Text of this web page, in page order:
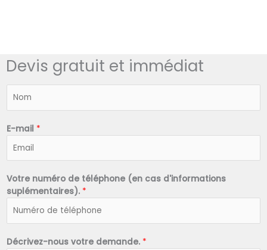
Devis gratuit et immédiat
*
E-mail *
Votre numéro de téléphone (en cas d'informations
suplémentaires). *
Décrivez-nous votre demande. *